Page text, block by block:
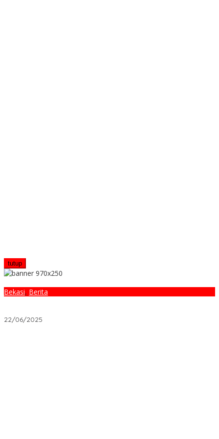
tutup
Bekasi, Berita
22/06/2025